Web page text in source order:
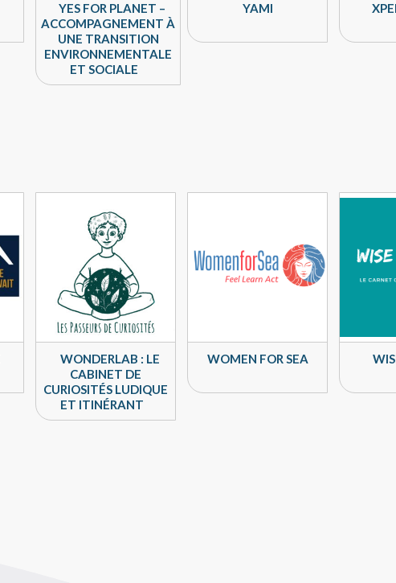
YES FOR PLANET –
ACCOMPAGNEMENT À
UNE TRANSITION
ENVIRONNEMENTALE
ET SOCIALE
YAMI
WONDERLAB : LE
CABINET DE
CURIOSITÉS LUDIQUE
ET ITINÉRANT
WOMEN FOR SEA